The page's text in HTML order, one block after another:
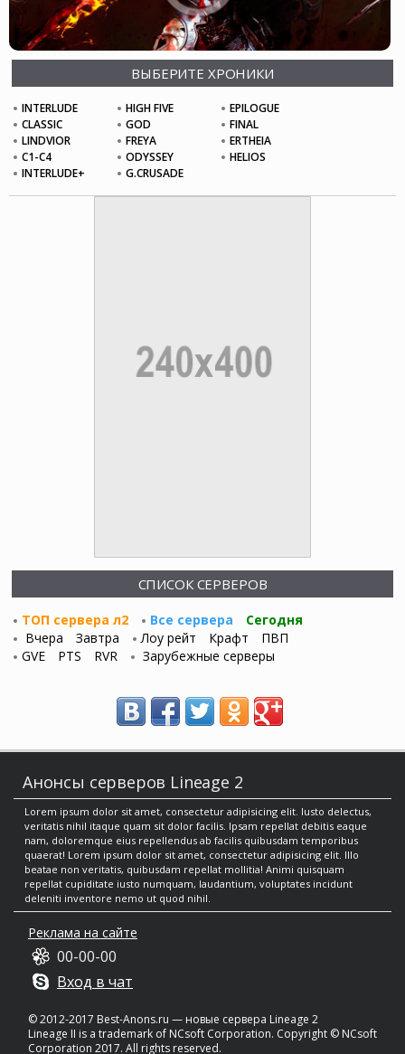
ВЫБЕРИТЕ ХРОНИКИ
INTERLUDE HIGH FIVE
EPILOGUE
CLASSIC
GOD
FINAL
LINDVIOR
FREYA
ERTHEIA
C1-C4
ODYSSEY
HELIOS
INTERLUDE+
G.CRUSADE
СПИСОК СЕРВЕРОВ
ТОП сервера л2 Все сервера
Сегодня
Вчера
Завтра Лоу рейт Крафт
ПВП
GVE
PTS RVR Зарубежные серверы
Анонсы серверов Lineage 2
Lorem ipsum dolor sit amet, consectetur adipisicing elit. Iusto delectus,
veritatis nihil itaque quam sit dolor facilis. Ipsam repellat debitis eaque
nam, doloremque eius repellendus ab facilis quibusdam temporibus
quaerat! Lorem ipsum dolor sit amet, consectetur adipisicing elit. Illo
beatae non veritatis, quibusdam repellat mollitia! Animi quisquam
repellat cupiditate iusto numquam, laudantium, voluptates incidunt
deleniti inventore nemo ut quod nihil.
Реклама на сайте
00-00-00
Вход в чат
© 2012-2017 Best-Anons.ru — новые сервера Lineage 2
Lineage II is a trademark of NCsoft Corporation. Copyright © NCsoft
Corporation 2017. All rights reserved.